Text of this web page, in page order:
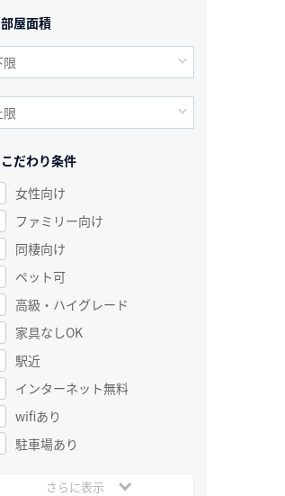
部屋面積
こだわり条件
女性向け
ファミリー向け
同棲向け
ペット可
高級・ハイグレード
家具なしOK
駅近
インターネット無料
wifiあり
駐車場あり
さらに表示